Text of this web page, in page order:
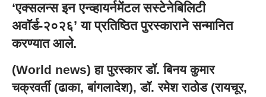
‘एक्सलन्स इन एन्व्हायर्नमेंटल सस्टेनेबिलिटी
अवॉर्ड-२०२६’ या प्रतिष्ठित पुरस्काराने सन्मानित
करण्यात आले.
(World news) हा पुरस्कार डॉ. बिनय कुमार
चक्रवर्ती (ढाका, बांगलादेश), डॉ. रमेश राठोड (रायचूर,